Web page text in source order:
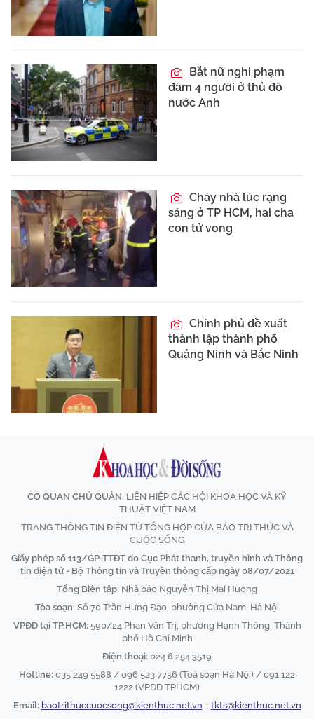
Bắt nữ nghi phạm
đâm 4 người ở thủ đô
nước Anh
Cháy nhà lúc rạng
sáng ở TP HCM, hai cha
con tử vong
Chính phủ đề xuất
thành lập thành phố
Quảng Ninh và Bắc Ninh
CƠ QUAN CHỦ QUẢN: LIÊN HIỆP CÁC HỘI KHOA HỌC VÀ KỸ
THUẬT VIỆT NAM
TRANG THÔNG TIN ĐIỆN TỬ TỔNG HỢP CỦA BÁO TRI THỨC VÀ
CUỘC SỐNG
Giấy phép số 113/GP-TTĐT do Cục Phát thanh, truyền hình và Thông
tin điện tử - Bộ Thông tin và Truyền thông cấp ngày 08/07/2021
Tổng Biên tập: Nhà báo Nguyễn Thị Mai Hương
Tòa soạn: Số 70 Trần Hưng Đạo, phường Cửa Nam, Hà Nội
VPĐD tại TP.HCM: 590/24 Phan Văn Trị, phường Hạnh Thông, Thành
phố Hồ Chí Minh
Điện thoại: 024 6 254 3519
Hotline: 035 249 5588 / 096 523 7756 (Toà soạn Hà Nội) / 091 122
1222 (VPĐD TPHCM)
Email: baotrithuccuocsong@kienthuc.net.vn - tkts@kienthuc.net.vn